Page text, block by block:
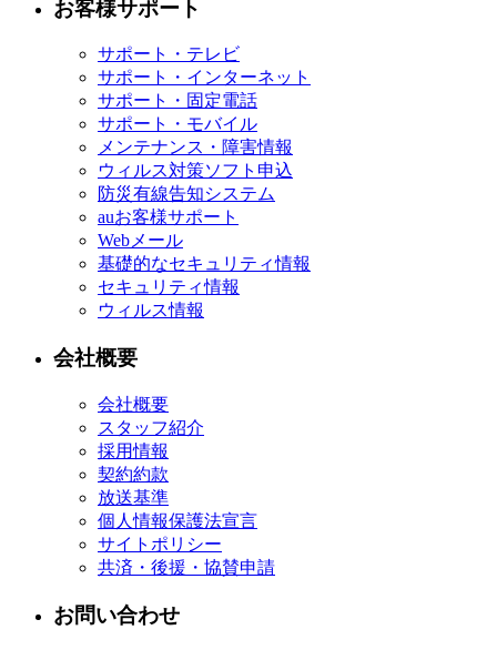
お客様サポート
サポート・テレビ
サポート・インターネット
サポート・固定電話
サポート・モバイル
メンテナンス・障害情報
ウィルス対策ソフト申込
防災有線告知システム
auお客様サポート
Webメール
基礎的なセキュリティ情報
セキュリティ情報
ウィルス情報
会社概要
会社概要
スタッフ紹介
採用情報
契約約款
放送基準
個人情報保護法宣言
サイトポリシー
共済・後援・協賛申請
お問い合わせ